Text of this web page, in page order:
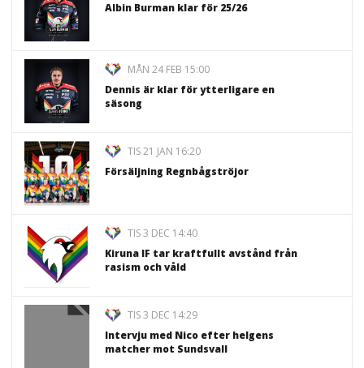
Albin Burman klar för 25/26
MÅN 24 FEB 15:00
Dennis är klar för ytterligare en
säsong
TIS 21 JAN 16:20
Försäljning Regnbågströjor
TIS 3 DEC 14:40
Kiruna IF tar kraftfullt avstånd från
rasism och våld
TIS 3 DEC 14:29
Intervju med Nico efter helgens
matcher mot Sundsvall